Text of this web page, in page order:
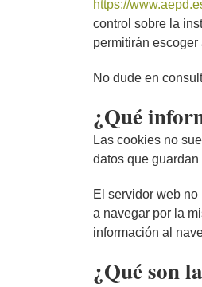
https://
control sobre la
permitirán
No dude en
¿Qué
Las cookies no
datos que
El servidor web
a navegar por la
información al
¿Qué son